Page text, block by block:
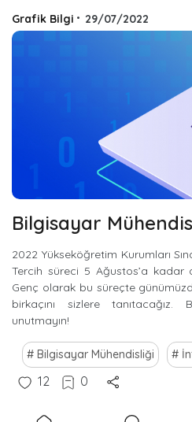
Grafik Bilgi • 29/07/2022
Bilgisayar
2022 Yükseköğretim Kurumları
Tercih süreci 5 Ağustos’a
Genç olarak bu süreçte
birkaçını sizlere
unutmayın!
Bilgisayar Mühendisliği
12 0